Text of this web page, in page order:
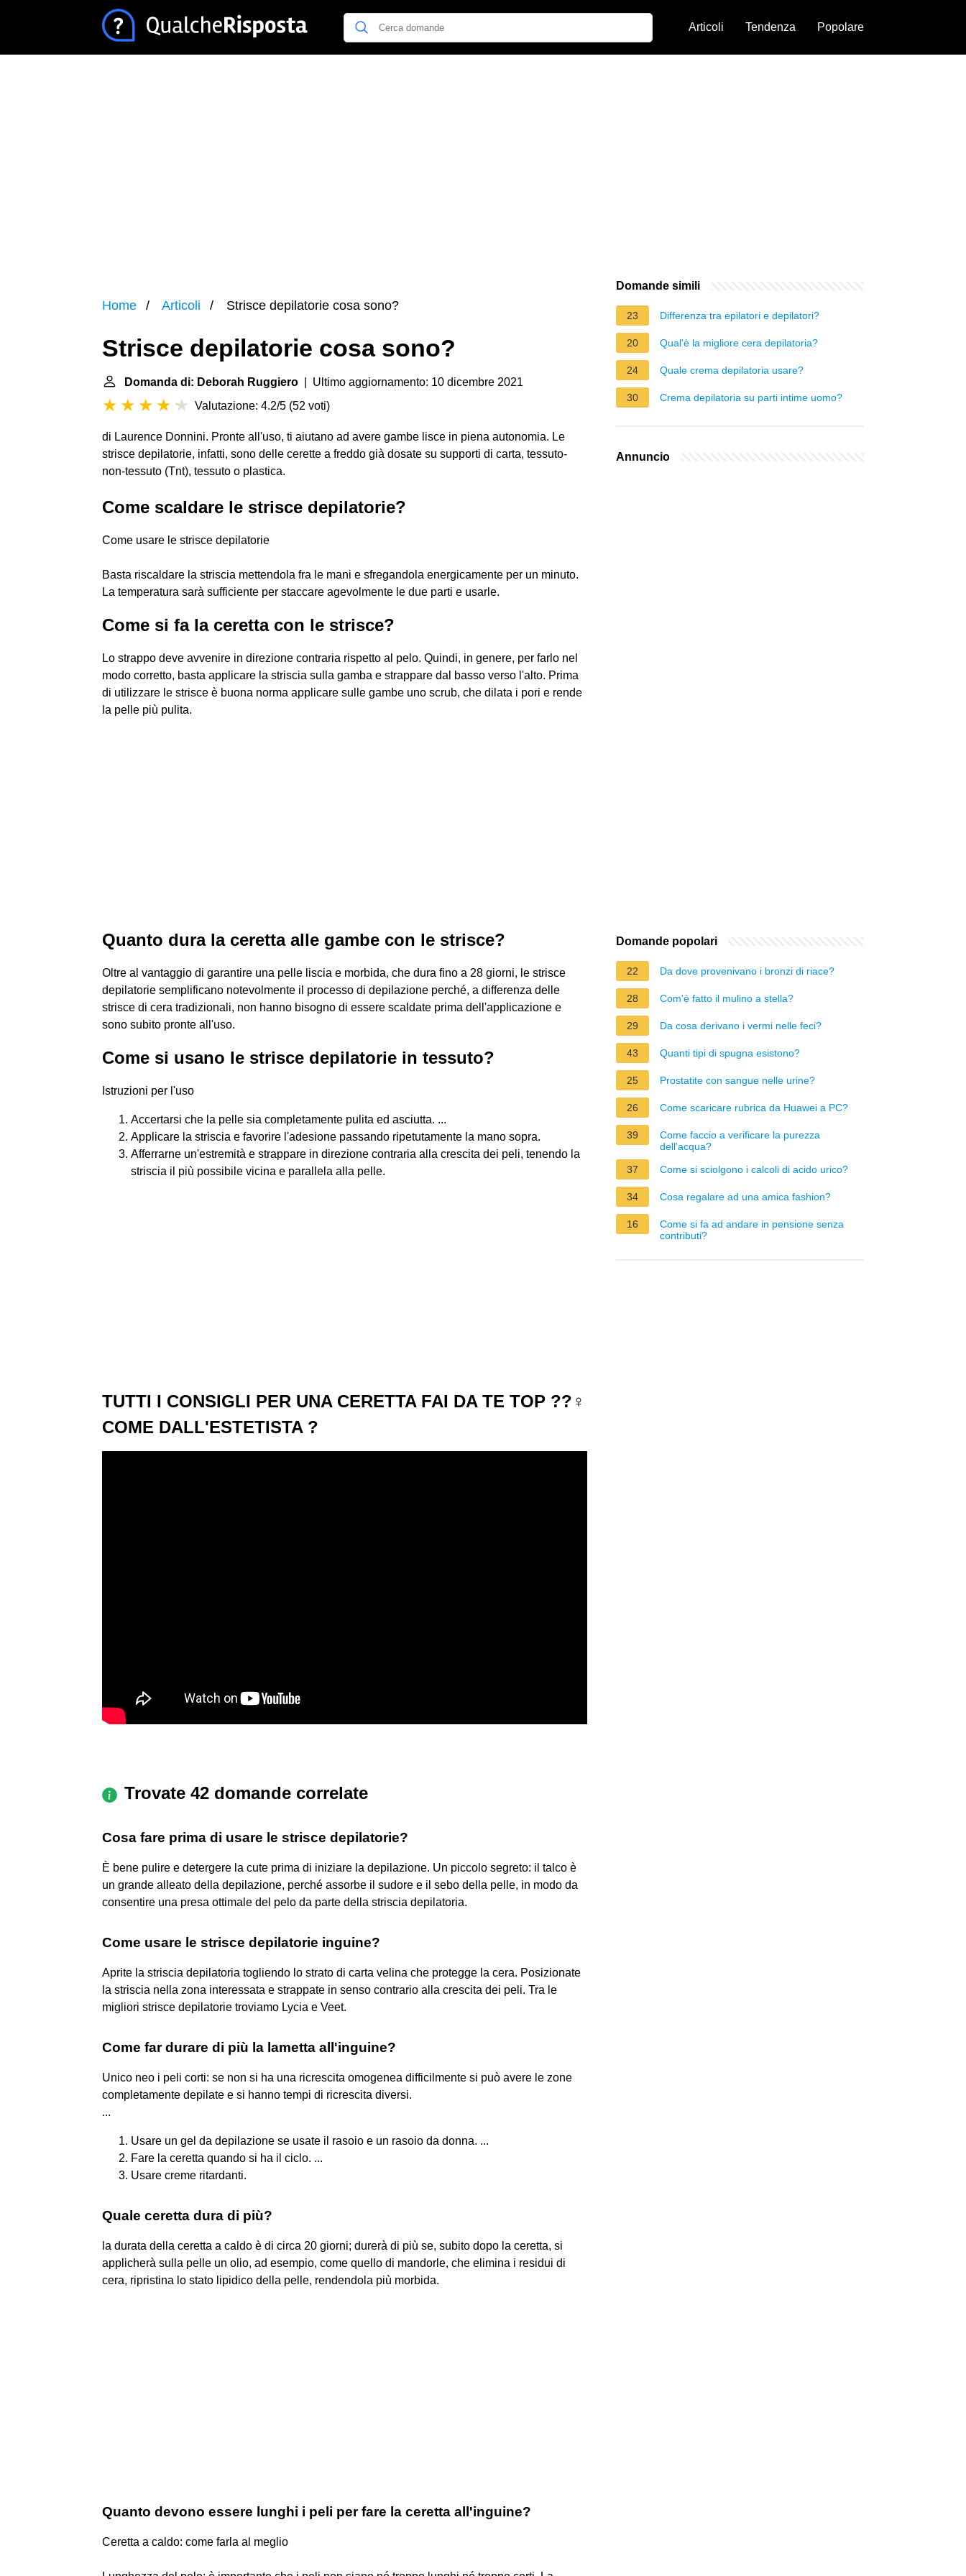
Articoli Tendenza Popolare
Home Articoli Strisce depilatorie cosa sono?
Strisce depilatorie cosa sono?
Domanda di: Deborah Ruggiero | Ultimo aggiornamento: 10 dicembre 2021
Valutazione: 4.2/5 (52 voti)
di Laurence Donnini. Pronte all'uso, ti aiutano ad avere gambe lisce in piena autonomia. Le
strisce depilatorie, infatti, sono delle cerette a freddo già dosate su supporti di carta, tessuto-
non-tessuto (Tnt), tessuto o plastica.
Come scaldare le strisce depilatorie?
Come usare le strisce depilatorie
Basta riscaldare la striscia mettendola fra le mani e sfregandola energicamente per un minuto.
La temperatura sarà sufficiente per staccare agevolmente le due parti e usarle.
Come si fa la ceretta con le strisce?
Lo strappo deve avvenire in direzione contraria rispetto al pelo. Quindi, in genere, per farlo nel
modo corretto, basta applicare la striscia sulla gamba e strappare dal basso verso l'alto. Prima
di utilizzare le strisce è buona norma applicare sulle gambe uno scrub, che dilata i pori e rende
la pelle più pulita.
Quanto dura la ceretta alle gambe con le strisce?
Oltre al vantaggio di garantire una pelle liscia e morbida, che dura fino a 28 giorni, le strisce
depilatorie semplificano notevolmente il processo di depilazione perché, a differenza delle
strisce di cera tradizionali, non hanno bisogno di essere scaldate prima dell'applicazione e
sono subito pronte all'uso.
Come si usano le strisce depilatorie in tessuto?
Istruzioni per l'uso
Accertarsi che la pelle sia completamente pulita ed asciutta. ...
Applicare la striscia e favorire l'adesione passando ripetutamente la mano sopra.
Afferrarne un'estremità e strappare in direzione contraria alla crescita dei peli, tenendo la
striscia il più possibile vicina e parallela alla pelle.
TUTTI I CONSIGLI PER UNA CERETTA FAI DA TE TOP ??‍♀
COME DALL'ESTETISTA ?
Trovate 42 domande correlate
Cosa fare prima di usare le strisce depilatorie?
È bene pulire e detergere la cute prima di iniziare la depilazione. Un piccolo segreto: il talco è
un grande alleato della depilazione, perché assorbe il sudore e il sebo della pelle, in modo da
consentire una presa ottimale del pelo da parte della striscia depilatoria.
Come usare le strisce depilatorie inguine?
Aprite la striscia depilatoria togliendo lo strato di carta velina che protegge la cera. Posizionate
la striscia nella zona interessata e strappate in senso contrario alla crescita dei peli. Tra le
migliori strisce depilatorie troviamo Lycia e Veet.
Come far durare di più la lametta all'inguine?
Unico neo i peli corti: se non si ha una ricrescita omogenea difficilmente si può avere le zone
completamente depilate e si hanno tempi di ricrescita diversi.
...
Usare un gel da depilazione se usate il rasoio e un rasoio da donna. ...
Fare la ceretta quando si ha il ciclo. ...
Usare creme ritardanti.
Quale ceretta dura di più?
la durata della ceretta a caldo è di circa 20 giorni; durerà di più se, subito dopo la ceretta, si
applicherà sulla pelle un olio, ad esempio, come quello di mandorle, che elimina i residui di
cera, ripristina lo stato lipidico della pelle, rendendola più morbida.
Quanto devono essere lunghi i peli per fare la ceretta all'inguine?
Ceretta a caldo: come farla al meglio
Domande simili
23 Differenza tra epilatori e depilatori?
20 Qual'è la migliore cera depilatoria?
24 Quale crema depilatoria usare?
30 Crema depilatoria su parti intime uomo?
Annuncio
Domande popolari
22 Da dove provenivano i bronzi di riace?
28 Com'è fatto il mulino a stella?
29 Da cosa derivano i vermi nelle feci?
43 Quanti tipi di spugna esistono?
25 Prostatite con sangue nelle urine?
26 Come scaricare rubrica da Huawei a PC?
39
Come faccio a verificare la purezza
dell'acqua?
37
Come si sciolgono i calcoli di acido urico?
34 Cosa regalare ad una amica fashion?
16
Come si fa ad andare in pensione senza
contributi?